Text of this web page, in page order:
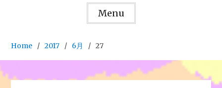
Menu
Home 2017 6月 27